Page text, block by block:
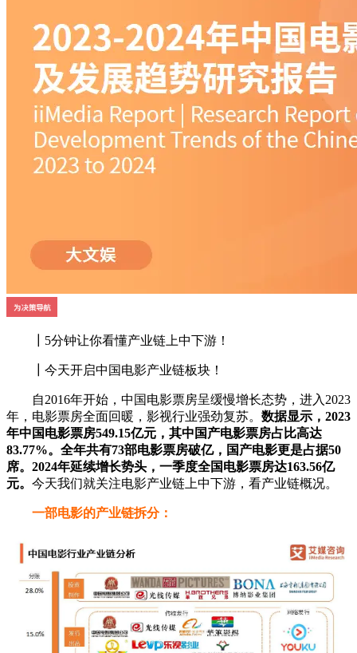
┃5分钟让你看懂产业链上中下游！
┃今天开启中国电影产业链板块！
自2016年开始，中国电影票房呈缓慢增长态势，进入2023
年，电影票房全面回暖，影视行业强劲复苏。 数据显示，2023
年中国电影票房549.15亿元，其中国产电影票房占比高达
83.77%。全年共有73部电影票房破亿，国产电影更是占据50
席。2024年延续增长势头，一季度全国电影票房达163.56亿
元。 今天我们就关注电影产业链上中下游，看产业链概况。
一部电影的产业链拆分：